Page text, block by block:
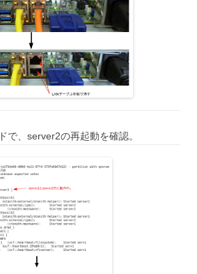
で、server2の再起動を確認。